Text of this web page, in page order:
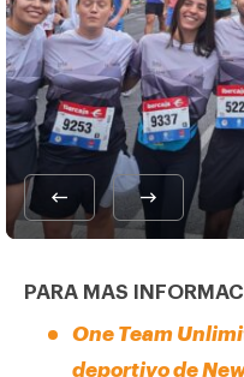
PARA MAS
One Team
deportivo de